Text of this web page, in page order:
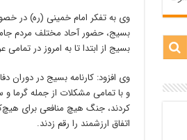
وی به تفکر امام خمینی (ره) در
بسیج، حضور آحاد مختلف مردم
بسیج از ابتدا تا به امروز در
وی افزود: کارنامه بسیج در
و با تمامی مشکلات از جمله گرما و
کردند، جنگ هیچ منافعی برای
اتفاق ارزشمند را رقم زدند.